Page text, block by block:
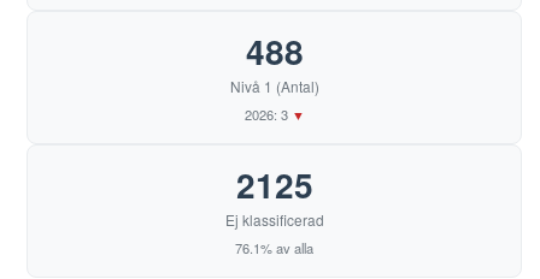
Pedagogiska magasinet
Philosophy of the social sciences
Usuteaduslik ajakiri
Pedagogiska Magasinet
Religion. Tidsskrift for Religionslærerforeningen for
488
Nivå 1 (Antal)
2026: 3 ▼
2125
Ej klassificerad
76.1% av alla